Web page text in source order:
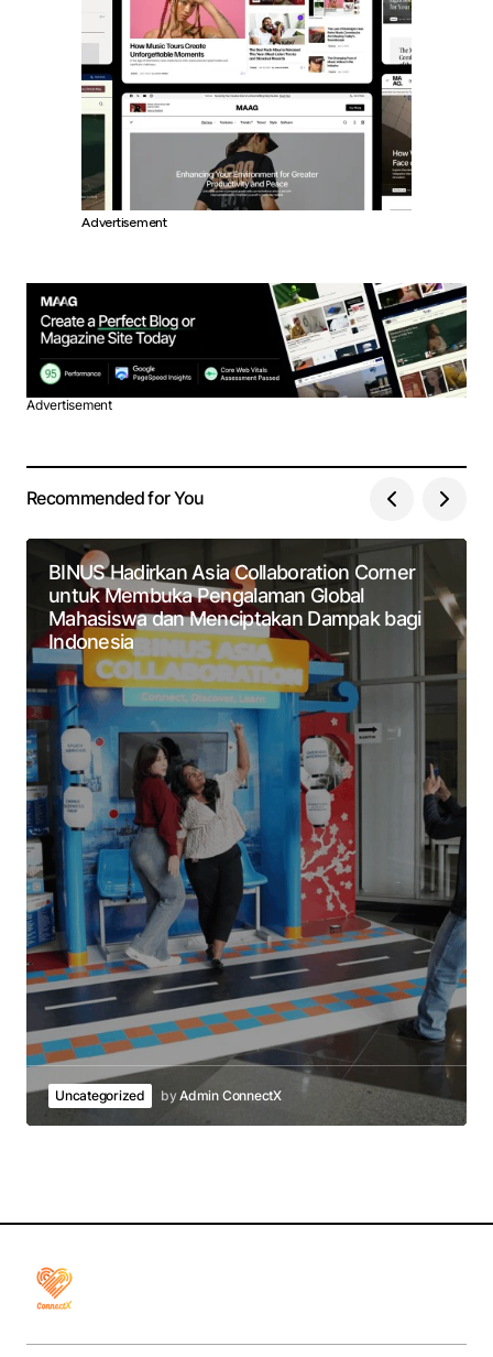
Advertisement
Advertisement
Recommended for You
BINUS Hadirkan Asia Collaboration Corner
untuk Membuka Pengalaman Global
Mahasiswa dan Menciptakan Dampak bagi
Indonesia
Uncategorized byAdmin ConnectX